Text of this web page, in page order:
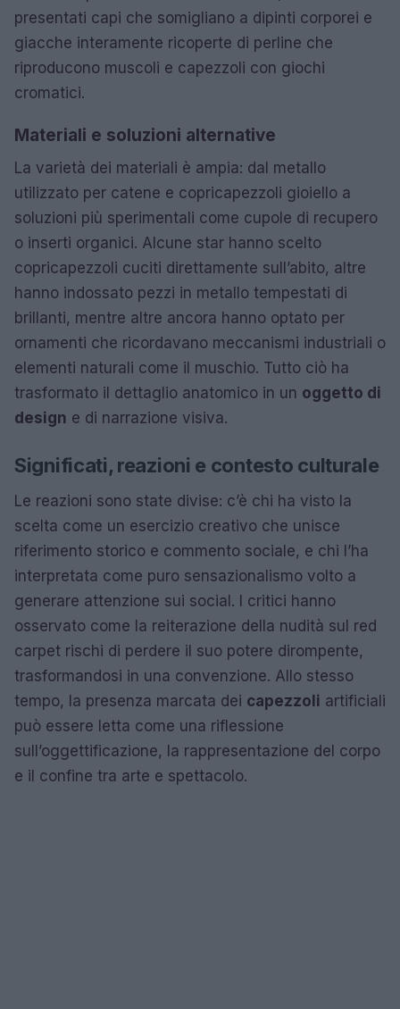
presentati capi che somigliano a dipinti corporei e
giacche interamente ricoperte di perline che
riproducono muscoli e capezzoli con giochi
cromatici.
Materiali e soluzioni alternative
La varietà dei materiali è ampia: dal metallo
utilizzato per catene e copricapezzoli gioiello a
soluzioni più sperimentali come cupole di recupero
o inserti organici. Alcune star hanno scelto
copricapezzoli cuciti direttamente sull’abito, altre
hanno indossato pezzi in metallo tempestati di
brillanti, mentre altre ancora hanno optato per
ornamenti che ricordavano meccanismi industriali o
elementi naturali come il muschio. Tutto ciò ha
trasformato il dettaglio anatomico in un oggetto di
design e di narrazione visiva.
Significati, reazioni e contesto culturale
Le reazioni sono state divise: c’è chi ha visto la
scelta come un esercizio creativo che unisce
riferimento storico e commento sociale, e chi l’ha
interpretata come puro sensazionalismo volto a
generare attenzione sui social. I critici hanno
osservato come la reiterazione della nudità sul red
carpet rischi di perdere il suo potere dirompente,
trasformandosi in una convenzione. Allo stesso
tempo, la presenza marcata dei capezzoli artificiali
può essere letta come una riflessione
sull’oggettificazione, la rappresentazione del corpo
e il confine tra arte e spettacolo.